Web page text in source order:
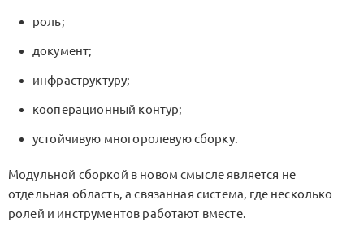
роль;
документ;
инфраструктуру;
кооперационный контур;
устойчивую многоролевую сборку.
Модульной сборкой в новом смысле является не
отдельная область, а связанная система, где несколько
ролей и инструментов работают вместе.